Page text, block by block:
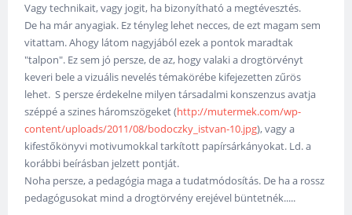
Vagy technikait, vagy jogit, ha bizonyítható a megtévesztés.
De ha már anyagiak. Ez tényleg lehet necces, de ezt magam sem
vitattam. Ahogy látom nagyjából ezek a pontok maradtak
"talpon". Ez sem jó persze, de az, hogy valaki a drogtörvényt
keveri bele a vizuális nevelés témakörébe kifejezetten zűrös
lehet. S persze érdekelne milyen társadalmi konszenzus avatja
széppé a szines háromszögeket (http://mutermek.com/wp-
content/uploads/2011/08/bodoczky_istvan-10.jpg), vagy a
kifestőkönyvi motivumokkal tarkított papírsárkányokat. Ld. a
korábbi beírásban jelzett pontját.
Noha persze, a pedagógia maga a tudatmódosítás. De ha a rossz
pedagógusokat mind a drogtörvény erejével büntetnék.....